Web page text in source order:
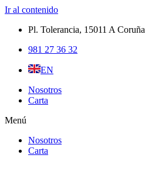
Ir al contenido
Pl. Tolerancia, 15011 A Coruña​
981 27 36 32
EN
Nosotros
Carta
Menú
Nosotros
Carta